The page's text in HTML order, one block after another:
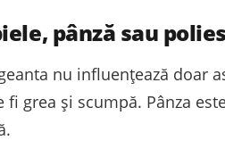
pânză sau
nu influențează doar
grea și scumpă. Pânza